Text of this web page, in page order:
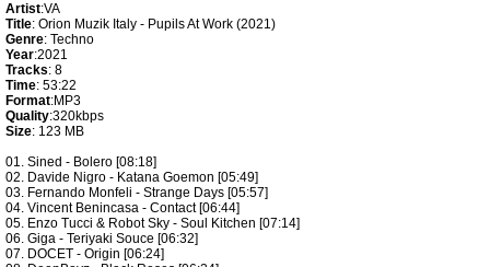
Artist:VA
Title: Orion Muzik Italy - Pupils At Work (2021)
Genre: Techno
Year:2021
Tracks: 8
Time: 53:22
Format:MP3
Quality:320kbps
Size: 123 MB
01. Sined - Bolero [08:18]
02. Davide Nigro - Katana Goemon [05:49]
03. Fernando Monfeli - Strange Days [05:57]
04. Vincent Benincasa - Contact [06:44]
05. Enzo Tucci & Robot Sky - Soul Kitchen [07:14]
06. Giga - Teriyaki Souce [06:32]
07. DOCET - Origin [06:24]